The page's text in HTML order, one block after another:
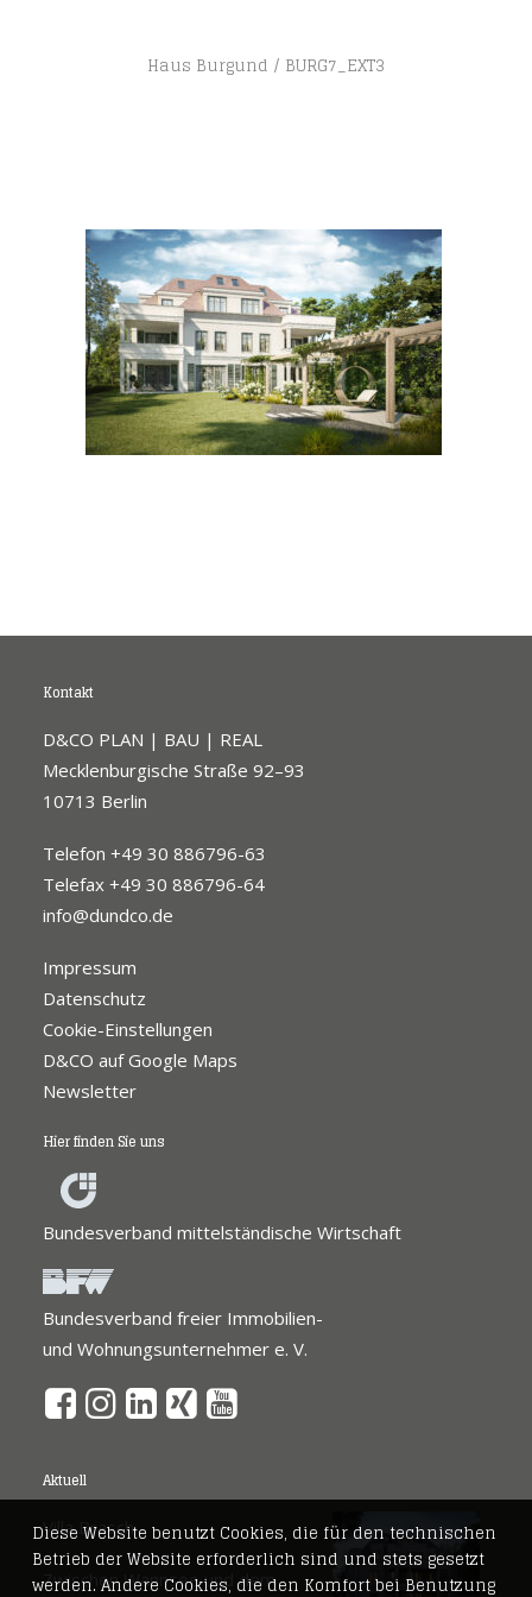
Haus Burgund BURG7_EXT3
Kontakt
D&CO PLAN | BAU | REAL
Mecklenburgische Straße 92–93
10713 Berlin
Telefon +49 30 886796-63
Telefax +49 30 886796-64
info@dundco.de
Impressum
Datenschutz
Cookie-Einstellungen
D&CO auf Google Maps
Newsletter
Hier finden Sie uns
Bundesverband mittelständische Wirtschaft
Bundesverband freier Immobilien-
und Wohnungsunternehmer e. V.
Aktuell
Villa Brasch
Zwischen Wannsee und dem
Diese Website benutzt Cookies, die für den technischen
Betrieb der Website erforderlich sind und stets gesetzt
werden. Andere Cookies, die den Komfort bei Benutzung